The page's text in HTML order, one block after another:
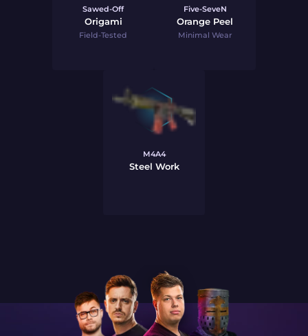
Sawed-Off
Origami
Field-Tested
Five-SeveN
Orange Peel
Minimal Wear
M4A4
Steel Work